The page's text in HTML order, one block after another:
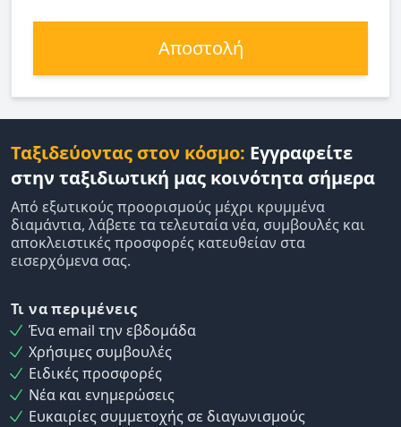
Αποστολή
Ταξιδεύοντας στον κόσμο: Εγγραφείτε
στην ταξιδιωτική μας κοινότητα σήμερα
Από εξωτικούς προορισμούς μέχρι κρυμμένα
διαμάντια, λάβετε τα τελευταία νέα, συμβουλές και
αποκλειστικές προσφορές κατευθείαν στα
εισερχόμενα σας.
Τι να περιμένεις
Ένα email την εβδομάδα
Χρήσιμες συμβουλές
Ειδικές προσφορές
Νέα και ενημερώσεις
Ευκαιρίες συμμετοχής σε διαγωνισμούς